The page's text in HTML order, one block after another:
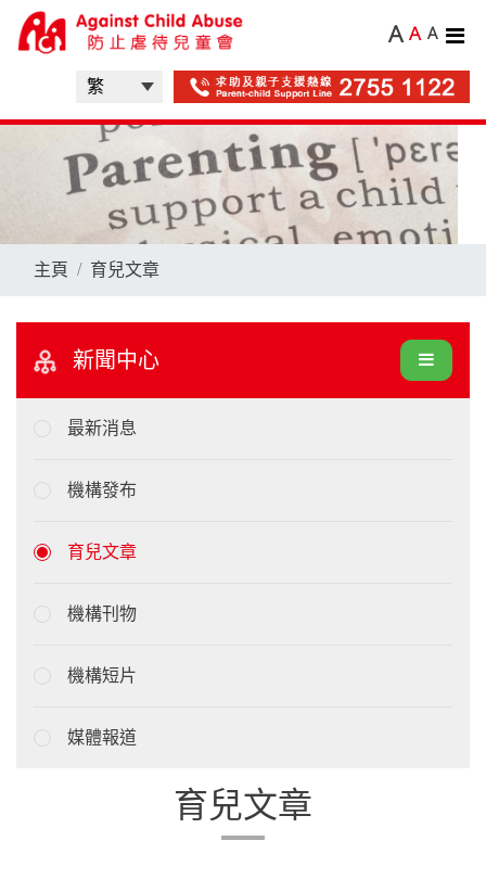
A A A
主頁 育兒文章
新聞中心
最新消息
機構發布
育兒文章
機構刊物
機構短片
媒體報道
育兒文章